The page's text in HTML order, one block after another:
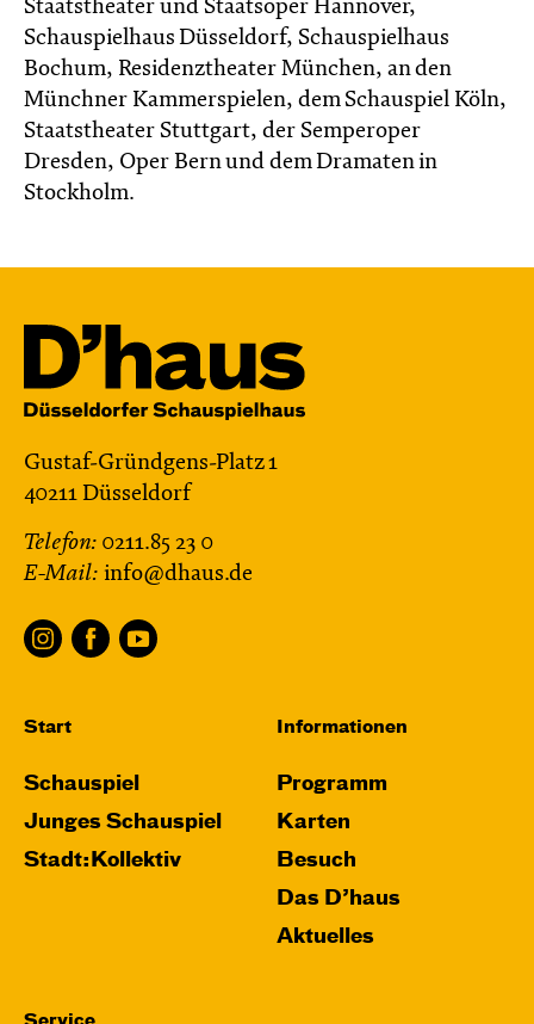
Staatstheater und Staatsoper Hannover,
Schauspielhaus Düsseldorf, Schauspielhaus
Bochum, Residenztheater München, an den
Münchner Kammerspielen, dem Schauspiel Köln,
Staatstheater Stuttgart, der Semperoper
Dresden, Oper Bern und dem Dramaten in
Stockholm.
Gustaf-Gründgens-Platz 1
40211 Düsseldorf
Telefon: 0211.85 23 0
E-Mail: info@dhaus.de
Start
Schauspiel
Junges Schauspiel
Stadt:Kollektiv
Informationen
Programm
Karten
Besuch
Das D’haus
Aktuelles